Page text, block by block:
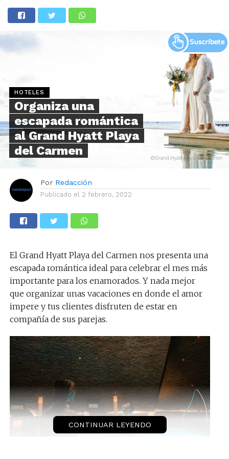
HOTELES
Organiza una
escapada romántica
al Grand Hyatt Playa
del Carmen
Por Redacción
Publicado el 2 febrero, 2022
El Grand Hyatt Playa del Carmen nos presenta una
escapada romántica ideal para celebrar el mes más
importante para los enamorados. Y nada mejor
que organizar unas vacaciones en donde el amor
impere y tus clientes disfruten de estar en
compañía de sus parejas.
CONTINUAR LEYENDO